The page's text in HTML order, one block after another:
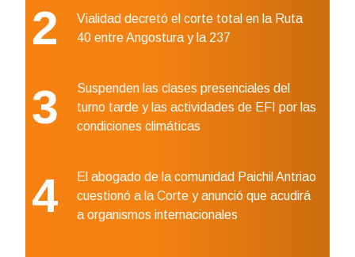
2
Vialidad decretó el corte total en la Ruta
40 entre Angostura y la 237
3
Suspenden las clases presenciales del
turno tarde y las actividades de EFI por las
condiciones climáticas
4
El abogado de la comunidad Paichil Antriao
cuestionó a la Corte y anunció que acudirá
a organismos internacionales